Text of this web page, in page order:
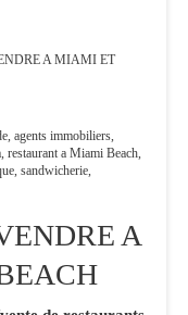
A MIAMI ET
, agents immobiliers,
, restaurant a Miami Beach,
, sandwicherie,
A